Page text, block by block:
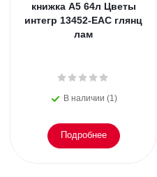
книжка А5 64л Цветы
интегр 13452-EAC глянц
лам
В наличии (1)
Подробнее